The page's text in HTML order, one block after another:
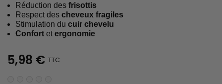
Réduction des frisottis
Respect des cheveux fragiles
Stimulation du cuir chevelu
Confort et ergonomie
5,98 € TTC